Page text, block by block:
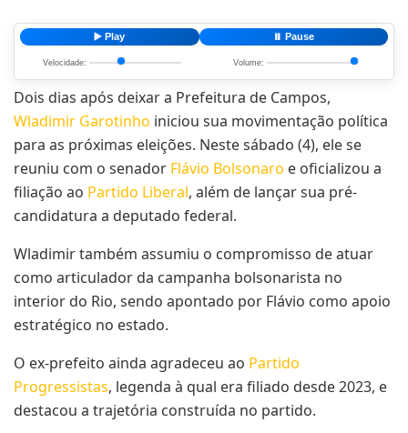
▶️ Play ⏸️ Pause
Velocidade: Volume:
Dois dias após deixar a Prefeitura de Campos,
Wladimir Garotinho iniciou sua movimentação política
para as próximas eleições. Neste sábado (4), ele se
reuniu com o senador Flávio Bolsonaro e oficializou a
filiação ao Partido Liberal, além de lançar sua pré-
candidatura a deputado federal.
Wladimir também assumiu o compromisso de atuar
como articulador da campanha bolsonarista no
interior do Rio, sendo apontado por Flávio como apoio
estratégico no estado.
O ex-prefeito ainda agradeceu ao Partido
Progressistas, legenda à qual era filiado desde 2023, e
destacou a trajetória construída no partido.